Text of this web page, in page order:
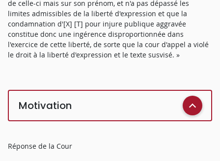
de celle-ci mais sur son prénom, et n'a pas dépassé les
limites admissibles de la liberté d'expression et que la
condamnation d'[X] [T] pour injure publique aggravée
constitue donc une ingérence disproportionnée dans
l'exercice de cette liberté, de sorte que la cour d'appel a violé
le droit à la liberté d'expression et le texte susvisé. »
Motivation
Réponse de la Cour